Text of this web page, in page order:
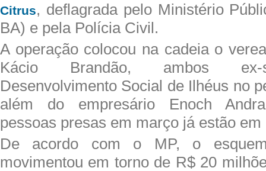
Citrus, deflagrada pelo Ministério
BA) e pela Polícia Civil.
A operação colocou na cadeia o
Kácio Brandão, ambos ex-
Desenvolvimento Social de Ilhéus no
além do empresário Enoch
pessoas presas em março já estão em
De acordo com o MP, o
movimentou em torno de R$ 20